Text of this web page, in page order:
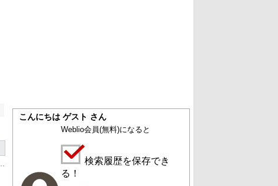
こんにちは ゲスト さん
Weblio会員(無料)になると
検索履歴を保存でき
る！